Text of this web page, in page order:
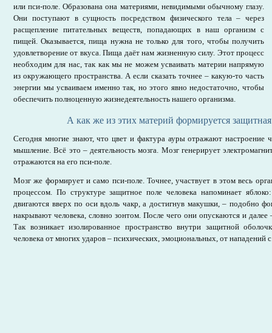
или пси-поле. Образована она материями, невидимыми обычному глазу.
Они поступают в сущность посредством физического тела – через
расщепление питательных веществ, попадающих в наш организм с
пищей. Оказывается, пища нужна не только для того, чтобы получить
удовлетворение от вкуса. Пища даёт нам жизненную силу. Этот процесс
необходим для нас, так как мы не можем усваивать материи напрямую
из окружающего пространства. А если сказать точнее – какую-то часть
энергии мы усваиваем именно так, но этого явно недостаточно, чтобы
обеспечить полноценную жизнедеятельность нашего организма.
А как же из этих материй формируется
Сегодня многие знают, что цвет и фактура ауры отражают настроение
мышление. Всё это – деятельность мозга. Мозг генерирует
отражаются на его пси-поле.
Мозг же формирует и само пси-поле. Точнее, участвует в этом весь
процессом. По структуре защитное поле человека напоминает
двигаются вверх по оси вдоль чакр, а достигнув макушки, – подобно
накрывают человека, словно зонтом. После чего они опускаются и далее
Так возникает изолированное пространство внутри защитной
человека от многих ударов – психических, эмоциональных, от нападений с